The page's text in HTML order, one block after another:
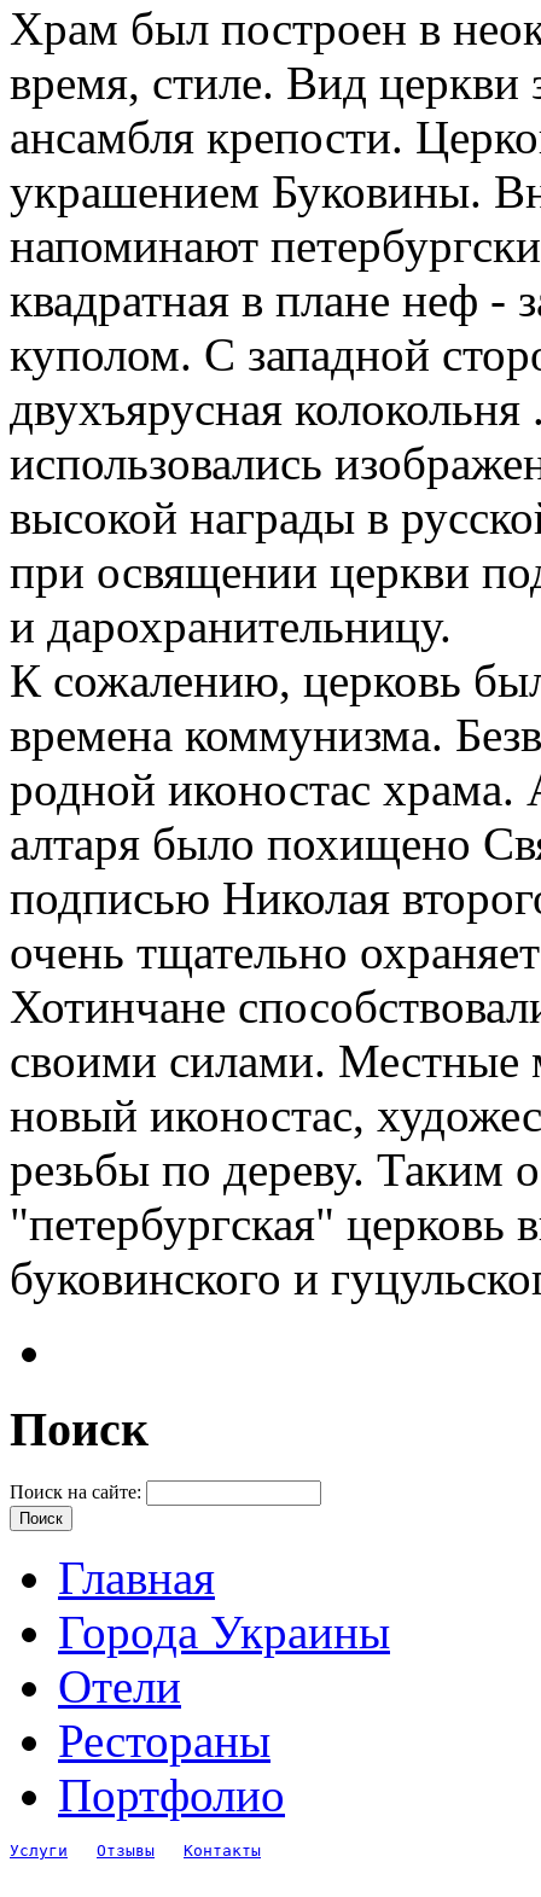
Храм был построен в
время, стиле. Вид церкви
ансамбля крепости.
украшением Буковины.
напоминают
квадратная в плане неф -
куполом. С западной
двухъярусная
использовались
высокой награды в
при освящении церкви
и дарохранительницу.
К сожалению, церковь
времена коммунизма.
родной иконостас
алтаря было похищено
подписью Николая
очень тщательно
Хотинчане
своими силами. Местные
новый иконостас,
резьбы по дереву. Таким
"петербургская" церковь
буковинского и
Поиск
Поиск на сайте:
Главная
Города Украины
Отели
Рестораны
Портфолио
Услуги Отзывы Контакты